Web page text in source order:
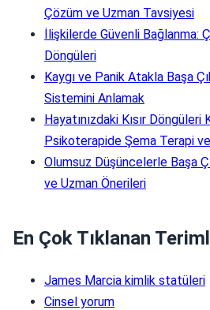
Çözüm ve Uzman Tavsiyesi
İlişkilerde Güvenli Bağlanma:
Döngüleri
Kaygı ve Panik Atakla Başa
Sistemini Anlamak
Hayatınızdaki Kısır Döngüleri
Psikoterapide Şema Terapi
Olumsuz Düşüncelerle Başa
ve Uzman Önerileri
En Çok Tıklanan
James Marcia kimlik statüleri
Cinsel yorum